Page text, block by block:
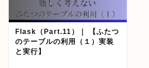
Flask（Part.11）｜ 【ふたつ
のテーブルの利用（１）実装
と実行】